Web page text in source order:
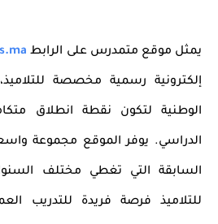
يمثل موقع متمدرس على الرابط
إلكترونية رسمية مخصصة
الوطنية لتكون نقطة انطلاق
الدراسي. يوفر الموقع مجموعة
السابقة التي تغطي مختلف
للتلاميذ فرصة فريدة للتدريب